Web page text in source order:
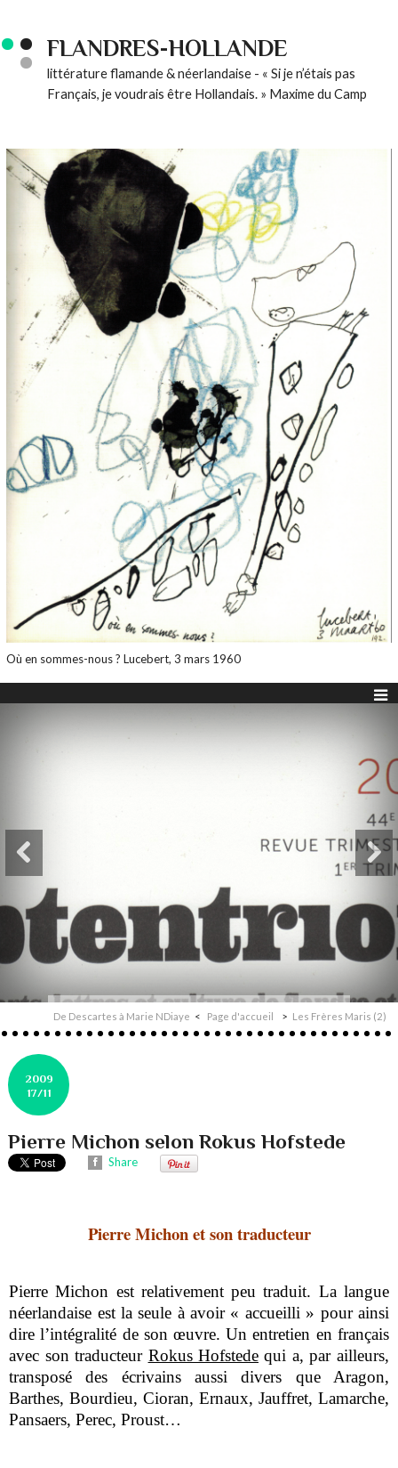
FLANDRES-HOLLANDE
littérature flamande & néerlandaise - « Si je n’étais pas
Français, je voudrais être Hollandais. » Maxime du Camp
Où en sommes-nous ? Lucebert, 3 mars 1960
De Descartes à Marie NDiaye Page d'accueil Les Frères Maris (2)
2009
17/11
Pierre Michon selon Rokus Hofstede
Share
Pierre Michon et son traducteur
Pierre Michon est relativement peu traduit. La langue
néerlandaise est la seule à avoir « accueilli » pour ainsi
dire l’intégralité de son œuvre. Un entretien en français
avec son traducteur Rokus Hofstede qui a, par ailleurs,
transposé des écrivains aussi divers que Aragon,
Barthes, Bourdieu, Cioran, Ernaux, Jauffret, Lamarche,
Pansaers, Perec, Proust…